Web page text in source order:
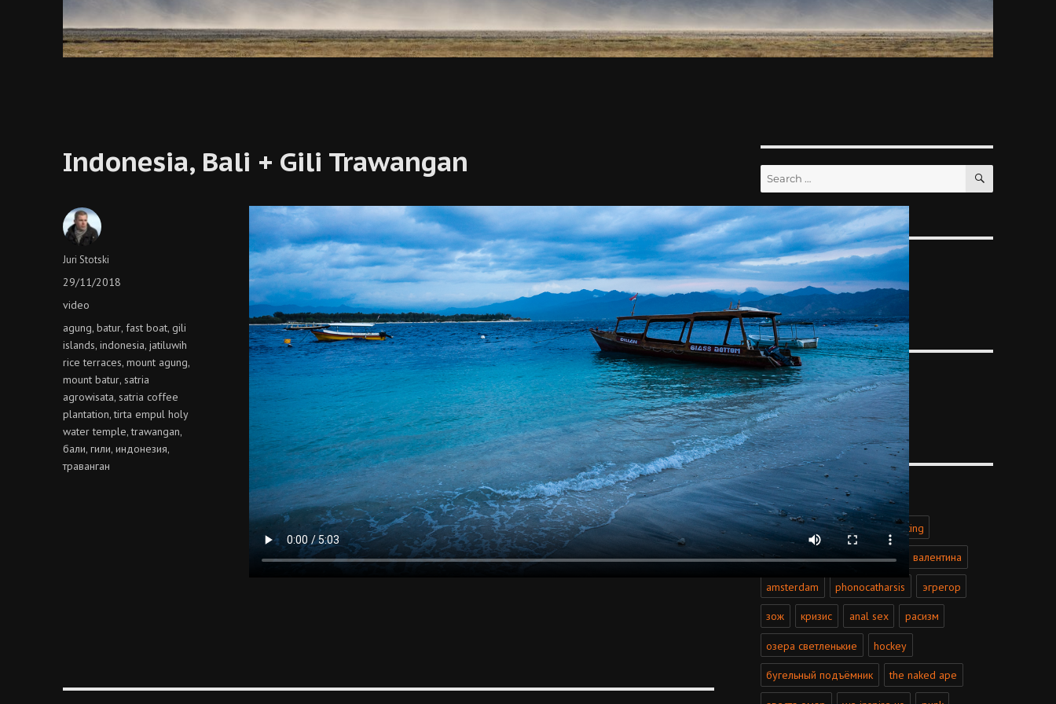
Indonesia, Bali + Gili Trawangan
Author
Juri Stotski
Posted
29/11/2018
Categories
video
Tags
agung,batur,fast boat,gili
islands,indonesia,jatiluwih
rice terraces,mount agung,
mount batur, satria
agrowisata, satria coffee
plantation,tirta empul holy
water temple,trawangan,
бали,гили,индонезия,
траванган
Search
for:
SEARCH
ARCHIVES
Archives
CATEGORIES
Categories
TAGS
florence псайкер self-liking
русская идея день святого валентина
amsterdam phonocatharsis эгрегор
зож кризис anal sex расизм
озера светленькие hockey
бугельный подъёмник the naked ape